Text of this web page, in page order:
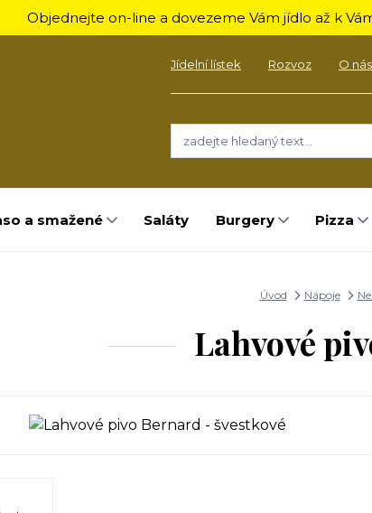
Objednejte on-line a dovezeme Vám jídlo až k
Jídelní lístek Rozvoz O nás
a smažené Saláty Burgery Pizza
Úvod Nápoje
Lahvové